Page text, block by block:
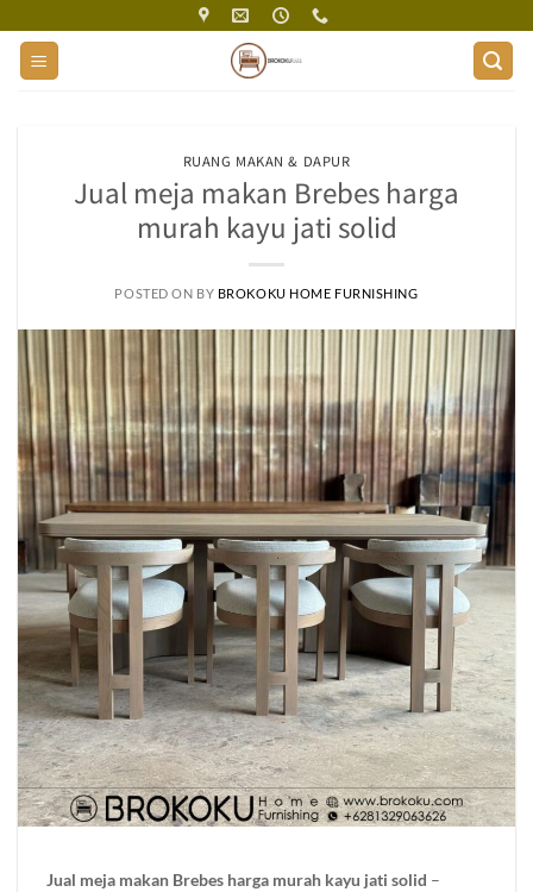
content
RUANG MAKAN & DAPUR
Jual meja makan Brebes harga
murah kayu jati solid
POSTED ON BY BROKOKU HOME FURNISHING
Jual meja makan Brebes harga murah kayu jati solid –